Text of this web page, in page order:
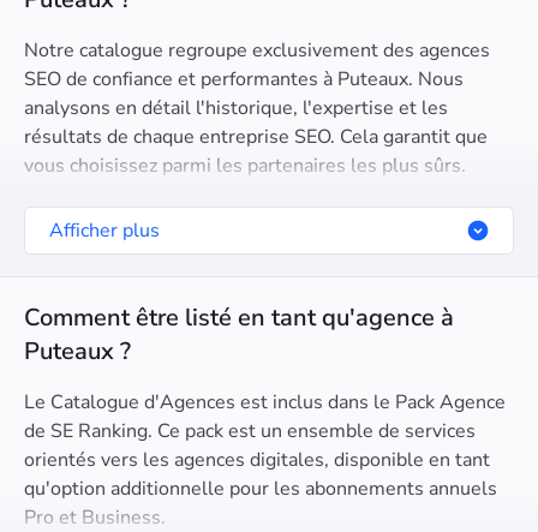
Notre catalogue regroupe exclusivement des agences
SEO de confiance et performantes à Puteaux. Nous
analysons en détail l'historique, l'expertise et les
résultats de chaque entreprise SEO. Cela garantit que
vous choisissez parmi les partenaires les plus sûrs.
Afficher plus
Comment être listé en tant qu'agence à
Puteaux ?
Le Catalogue d'Agences est inclus dans le Pack Agence
de SE Ranking. Ce pack est un ensemble de services
orientés vers les agences digitales, disponible en tant
qu'option additionnelle pour les abonnements annuels
Pro et Business.